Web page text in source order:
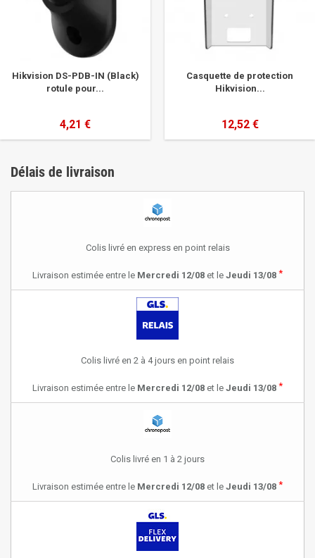
Hikvision DS-PDB-IN (Black)
rotule pour...
4,21 €
Casquette de protection
Hikvision...
12,52 €
Délais de livraison
Colis livré en express en point relais
Livraison estimée entre le Mercredi 12/08 et le Jeudi 13/08 *
Colis livré en 2 à 4 jours en point relais
Livraison estimée entre le Mercredi 12/08 et le Jeudi 13/08 *
Colis livré en 1 à 2 jours
Livraison estimée entre le Mercredi 12/08 et le Jeudi 13/08 *